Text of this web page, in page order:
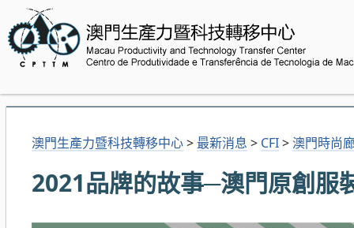
澳門生產力暨科技轉移中心> 最新消息 > CFI> 澳門時尚
2021品牌的故事─澳門原創服